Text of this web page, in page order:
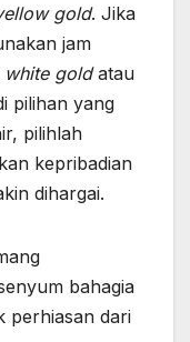
gold. Jika
jam
white goldatau
pilihan yang
pilihlah
kepribadian
dihargai.
bahagia
perhiasan dari